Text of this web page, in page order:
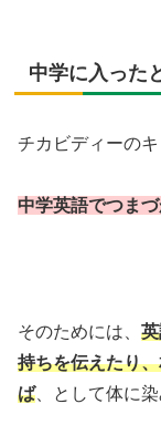
中学に入った
チカビディーの
中学英語でつまづ
そのためには、
持ちを伝えたり
ば、として体に染